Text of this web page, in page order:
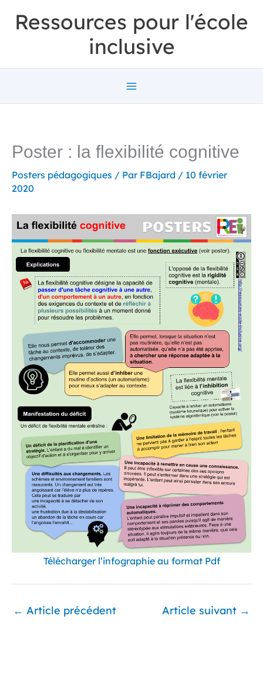
Ressources pour l'école
inclusive
Poster : la flexibilité cognitive
Posters pédagogiques / Par FBajard / 10 février
2020
Télécharger l’infographie au format Pdf
← Article précédent Article suivant →